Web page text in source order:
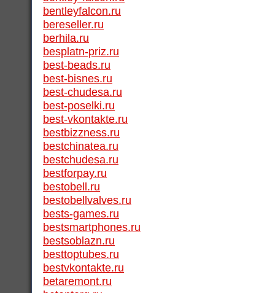
bentleyfalcon.ru
bereseller.ru
berhila.ru
besplatn-priz.ru
best-beads.ru
best-bisnes.ru
best-chudesa.ru
best-poselki.ru
best-vkontakte.ru
bestbizzness.ru
bestchinatea.ru
bestchudesa.ru
bestforpay.ru
bestobell.ru
bestobellvalves.ru
bests-games.ru
bestsmartphones.ru
bestsoblazn.ru
besttoptubes.ru
bestvkontakte.ru
betaremont.ru